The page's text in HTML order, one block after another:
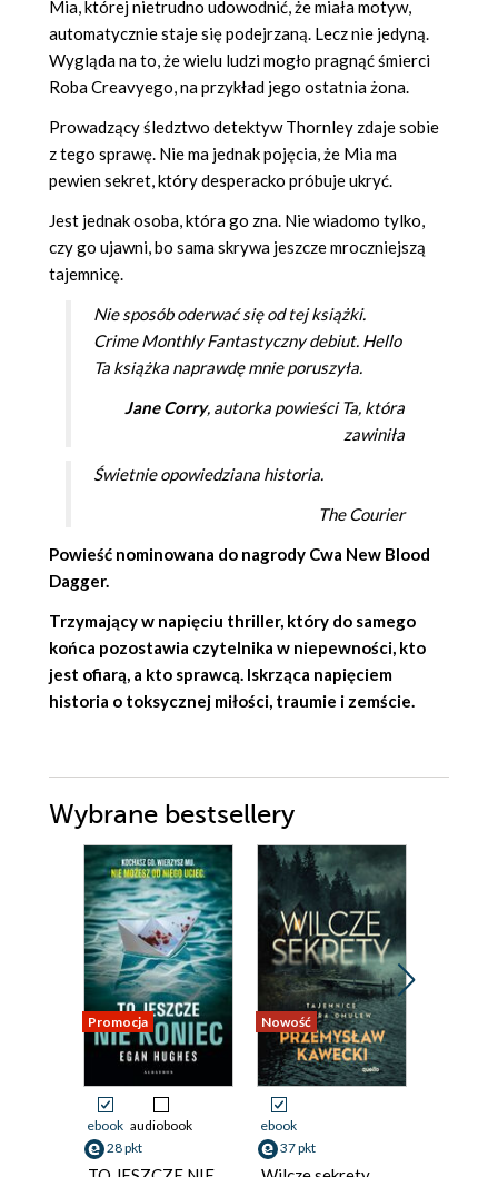
Mia, której nietrudno udowodnić, że miała motyw,
automatycznie staje się podejrzaną. Lecz nie jedyną.
Wygląda na to, że wielu ludzi mogło pragnąć śmierci
Roba Creavyego, na przykład jego ostatnia żona.
Prowadzący śledztwo detektyw Thornley zdaje sobie
z tego sprawę. Nie ma jednak pojęcia, że Mia ma
pewien sekret, który desperacko próbuje ukryć.
Jest jednak osoba, która go zna. Nie wiadomo tylko,
czy go ujawni, bo sama skrywa jeszcze mroczniejszą
tajemnicę.
Nie sposób oderwać się od tej książki.
Crime Monthly Fantastyczny debiut. Hello
Ta książka naprawdę mnie poruszyła.
Jane Corry, autorka powieściTa, która
zawiniła
Świetnie opowiedziana historia.
The Courier
Powieść nominowana do nagrody Cwa New Blood
Dagger.
Trzymający w napięciu thriller, który do samego
końca pozostawia czytelnika w niepewności, kto
jest ofiarą, a kto sprawcą. Iskrząca napięciem
historia o toksycznej miłości, traumie i zemście.
Wybrane bestsellery
Promocja
ebook audiobook
28 pkt
Nowość
ebook
37 pkt